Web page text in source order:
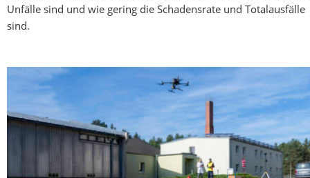
Unfälle sind und wie gering die Schadensrate und Totalausfälle
sind.